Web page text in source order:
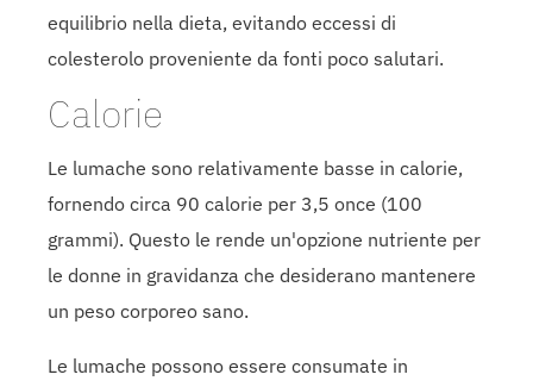
equilibrio nella dieta, evitando eccessi di
colesterolo proveniente da fonti poco salutari.
Calorie
Le lumache sono relativamente basse in calorie,
fornendo circa 90 calorie per 3,5 once (100
grammi). Questo le rende un'opzione nutriente per
le donne in gravidanza che desiderano mantenere
un peso corporeo sano.
Le lumache possono essere consumate in